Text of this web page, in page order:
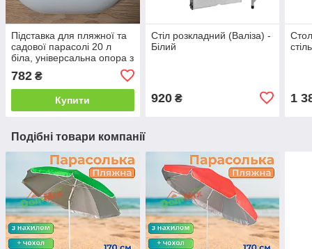
Підставка для пляжної та
садової парасолі 20 л
біла, універсальна опора з
782 ₴
Купити
Стіл розкладний (Валіза) -
Білий
920₴ 1
Подібні товари компанії